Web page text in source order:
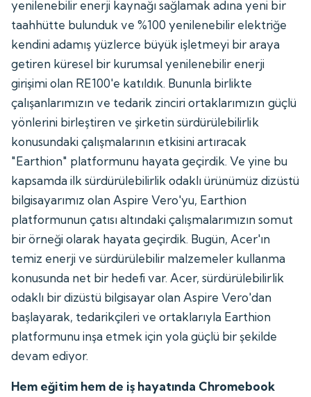
yenilenebilir enerji kaynağı sağlamak adına yeni bir
taahhütte bulunduk ve %100 yenilenebilir elektriğe
kendini adamış yüzlerce büyük işletmeyi bir araya
getiren küresel bir kurumsal yenilenebilir enerji
girişimi olan RE100'e katıldık. Bununla birlikte
çalışanlarımızın ve tedarik zinciri ortaklarımızın güçlü
yönlerini birleştiren ve şirketin sürdürülebilirlik
konusundaki çalışmalarının etkisini artıracak
"Earthion" platformunu hayata geçirdik. Ve yine bu
kapsamda ilk sürdürülebilirlik odaklı ürünümüz dizüstü
bilgisayarımız olan Aspire Vero'yu, Earthion
platformunun çatısı altındaki çalışmalarımızın somut
bir örneği olarak hayata geçirdik. Bugün, Acer'ın
temiz enerji ve sürdürülebilir malzemeler kullanma
konusunda net bir hedefi var. Acer, sürdürülebilirlik
odaklı bir dizüstü bilgisayar olan Aspire Vero'dan
başlayarak, tedarikçileri ve ortaklarıyla Earthion
platformunu inşa etmek için yola güçlü bir şekilde
devam ediyor.
Hem eğitim hem de iş hayatında Chromebook